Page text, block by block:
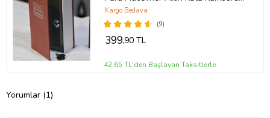
(Bordo)
(9)
Kargo Bedava
399,90 TL
42,65 TL'den Başlayan Taksitlerle
Yorumlar (1)